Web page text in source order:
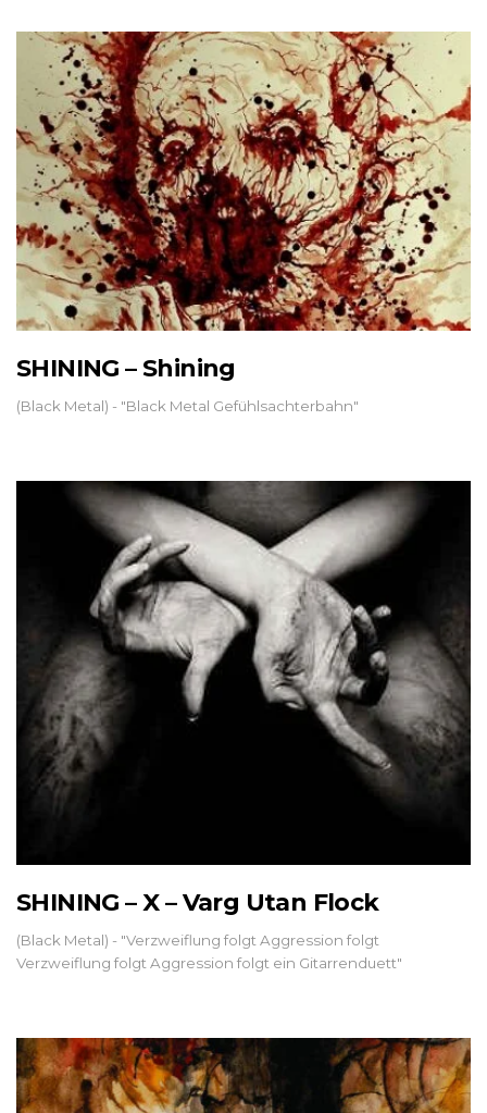
SHINING – Shining
(Black Metal) - "Black Metal Gefühlsachterbahn"
SHINING – X – Varg Utan Flock
(Black Metal) - "Verzweiflung folgt Aggression folgt
Verzweiflung folgt Aggression folgt ein Gitarrenduett"